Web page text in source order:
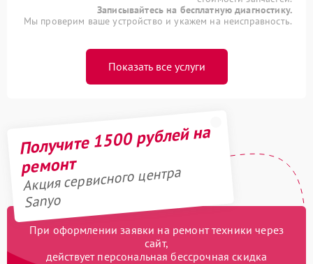
Записывайтесь на бесплатную диагностику.
Мы проверим ваше устройство и укажем на неисправность.
Показать все услуги
Получите 1500 рублей на
ремонт
Акция сервисного центра
Sanyo
При оформлении заявки на ремонт техники через
сайт,
действует персональная бессрочная скидка